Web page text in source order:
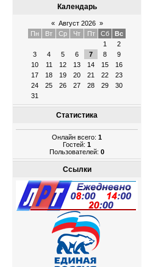
Календарь
« Август 2026 »
Пн
Вт Ср Чт Пт Сб
Вс
1
2
3
4 5 6 7 8
9
10
11 12 13 14 15
16
17
18 19 20 21 22
23
24
25 26 27 28 29
30
31
Статистика
Онлайн всего: 1
Гостей: 1
Пользователей: 0
Ссылки